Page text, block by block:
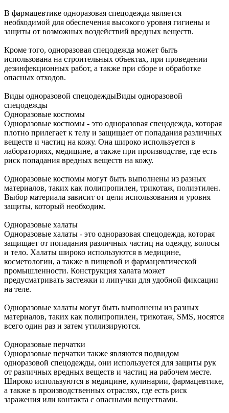
В фармацевтике одноразовая спецодежда является
необходимой для обеспечения высокого уровня гигиены и
защиты от возможных воздействий вредных веществ.
Кроме того, одноразовая спецодежда может быть
использована на строительных объектах, при проведении
дезинфекционных работ, а также при сборе и обработке
опасных отходов.
Виды одноразовой спецодеждыВиды одноразовой
спецодежды
Одноразовые костюмы
Одноразовые костюмы - это одноразовая спецодежда, которая
плотно прилегает к телу и защищает от попадания различных
веществ и частиц на кожу. Она широко используется в
лабораториях, медицине, а также при производстве, где есть
риск попадания вредных веществ на кожу.
Одноразовые костюмы могут быть выполнены из разных
материалов, таких как полипропилен, трикотаж, полиэтилен.
Выбор материала зависит от цели использования и уровня
защиты, который необходим.
Одноразовые халаты
Одноразовые халаты - это одноразовая спецодежда, которая
защищает от попадания различных частиц на одежду, волосы
и тело. Халаты широко используются в медицине,
косметологии, а также в пищевой и фармацевтической
промышленности. Конструкция халата может
предусматривать застежки и липучки для удобной фиксации
на теле.
Одноразовые халаты могут быть выполнены из разных
материалов, таких как полипропилен, трикотаж, SMS, носятся
всего один раз и затем утилизируются.
Одноразовые перчатки
Одноразовые перчатки также являются подвидом
одноразовой спецодежды, они используется для защиты рук
от различных вредных веществ и частиц на рабочем месте.
Широко используются в медицине, кулинарии, фармацевтике,
а также в производственных отраслях, где есть риск
заражения или контакта с опасными веществами.